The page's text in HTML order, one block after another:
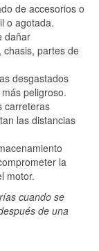
de accesorios o
o agotada.
dañar
chasis, partes de
desgastados
peligroso.
las distancias
la
motor.
cuando se
de una